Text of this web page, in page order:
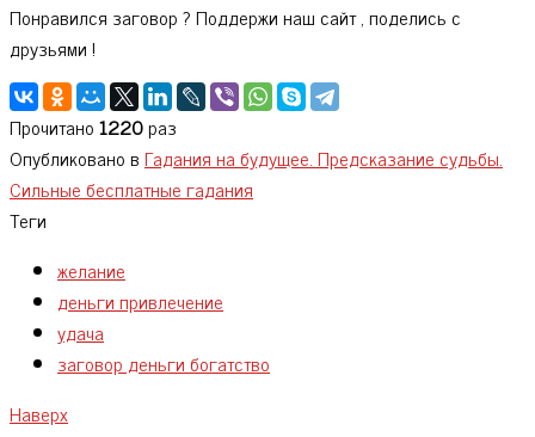
Понравился заговор ? Поддержи наш сайт , поделись с
друзьями !
Прочитано1220раз
Опубликовано вГадания на будущее. Предсказание судьбы.
Сильные бесплатные гадания
Теги
желание
деньги привлечение
удача
заговор деньги богатство
Наверх